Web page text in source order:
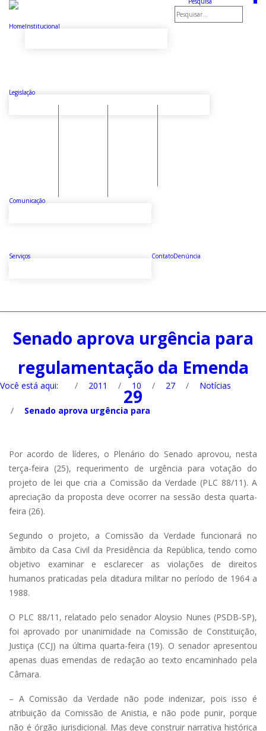
HomeInstitucional
Legislação
Comunicação
Serviços ContatoDenúncia
Senado aprova urgência para
regulamentação da Emenda
29
Você está aqui: / 2011 / 10 / 27 / Notícias
/ Senado aprova urgência para
Por acordo de líderes, o Plenário do Senado aprovou, nesta
terça-feira (25), requerimento de urgência para votação do
projeto de lei que cria a Comissão da Verdade (PLC 88/11). A
apreciação da proposta deve ocorrer na sessão desta quarta-
feira (26).
Segundo o projeto, a Comissão da Verdade funcionará no
âmbito da Casa Civil da Presidência da República, tendo como
objetivo examinar e esclarecer as violações de direitos
humanos praticadas pela ditadura militar no período de 1964 a
1988.
O PLC 88/11, relatado pelo senador Aloysio Nunes (PSDB-SP),
foi aprovado por unanimidade na Comissão de Constituição,
Justiça (CCJ) na última quarta-feira (19). O senador apresentou
apenas duas emendas de redação ao texto encaminhado pela
Câmara.
– A Comissão da Verdade não pode indenizar, pois isso é
atribuição da Comissão de Anistia, e não pode punir, porque
não é órgão jurisdicional. Mas deve construir narrativa histórica